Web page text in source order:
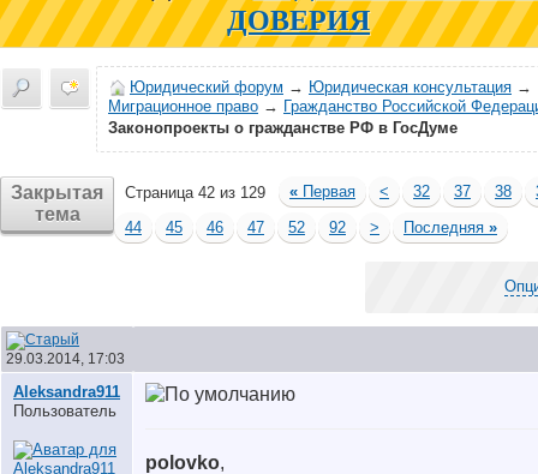
ДОВЕРИЯ
Юридический форум → Юридическая консультация →
Миграционное право → Гражданство Российской
Законопроекты о гражданстве РФ в ГосДуме
Закрытая
тема
Страница 42 из 129 « Первая < 32 37 38
44
45 46 47 52 92 > Последняя »
29.03.2014, 17:03
Aleksandra911
Пользователь
polovko,